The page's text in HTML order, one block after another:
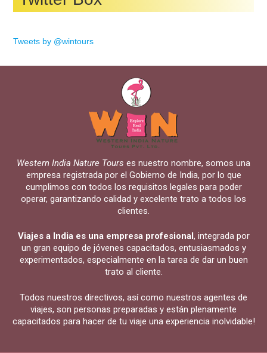
Tweets by @wintours
Western India Nature Tours es nuestro nombre, somos una
empresa registrada por el Gobierno de India, por lo que
cumplimos con todos los requisitos legales para poder
operar, garantizando calidad y excelente trato a todos los
clientes.
Viajes a India es una empresa profesional , integrada por
un gran equipo de jóvenes capacitados, entusiasmados y
experimentados, especialmente en la tarea de dar un buen
trato al cliente.
Todos nuestros directivos, así como nuestros agentes de
viajes, son personas preparadas y están plenamente
capacitados para hacer de tu viaje una experiencia inolvidable!